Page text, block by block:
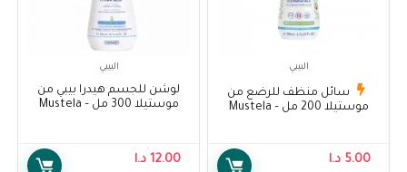
البيبي
سائل منظف للرضع من
موستيلا 200 مل – Mustela
5.00 د.ا
البيبي
لوشن للجسم هيدرا بيبي من
موستيلا 300 مل – Mustela
12.00 د.ا